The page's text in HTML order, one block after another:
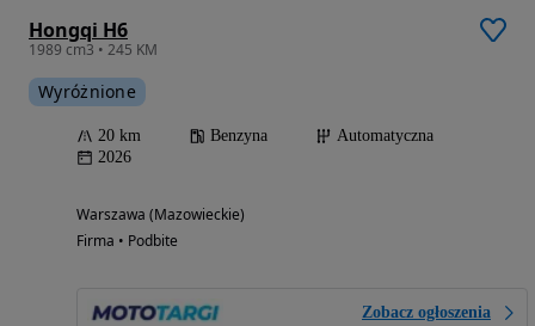
Hongqi H6
1989 cm3 • 245 KM
Wyróżnione
20 km Benzyna
Automatyczna
2026
Warszawa (Mazowieckie)
Firma • Podbite
Zobacz ogłoszenia